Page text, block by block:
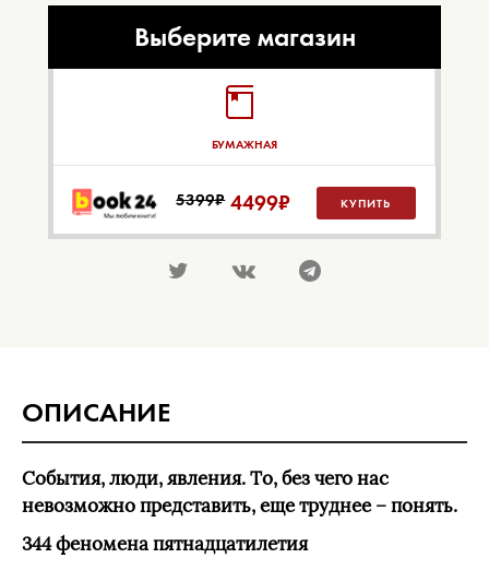
Выберите магазин
БУМАЖНАЯ
5399₽ 4499₽ КУПИТЬ
ОПИСАНИЕ
События, люди, явления. То, без чего нас
невозможно представить, еще труднее – понять.
344 феномена пятнадцатилетия